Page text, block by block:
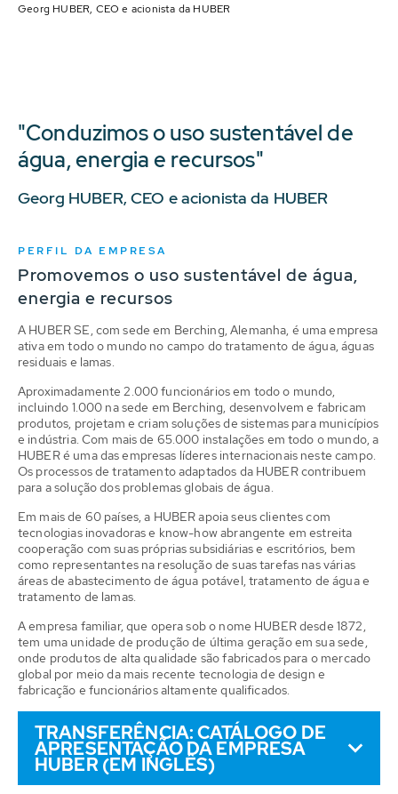
Georg HUBER, CEO e acionista da HUBER
"Conduzimos o uso sustentável de
água, energia e recursos"
Georg HUBER, CEO e acionista da HUBER
PERFIL DA EMPRESA
Promovemos o uso sustentável de água,
energia e recursos
A HUBER SE, com sede em Berching, Alemanha, é uma empresa
ativa em todo o mundo no campo do tratamento de água, águas
residuais e lamas.
Aproximadamente 2.000 funcionários em todo o mundo,
incluindo 1.000 na sede em Berching, desenvolvem e fabricam
produtos, projetam e criam soluções de sistemas para municípios
e indústria. Com mais de 65.000 instalações em todo o mundo, a
HUBER é uma das empresas líderes internacionais neste campo.
Os processos de tratamento adaptados da HUBER contribuem
para a solução dos problemas globais de água.
Em mais de 60 países, a HUBER apoia seus clientes com
tecnologias inovadoras e know-how abrangente em estreita
cooperação com suas próprias subsidiárias e escritórios, bem
como representantes na resolução de suas tarefas nas várias
áreas de abastecimento de água potável, tratamento de água e
tratamento de lamas.
A empresa familiar, que opera sob o nome HUBER desde 1872,
tem uma unidade de produção de última geração em sua sede,
onde produtos de alta qualidade são fabricados para o mercado
global por meio da mais recente tecnologia de design e
fabricação e funcionários altamente qualificados.
TRANSFERÊNCIA: CATÁLOGO DE
APRESENTAÇÃO DA EMPRESA
HUBER (EM INGLÊS)